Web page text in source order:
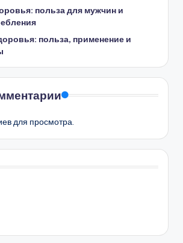
польза для мужчин и
польза, применение и
для просмотра.